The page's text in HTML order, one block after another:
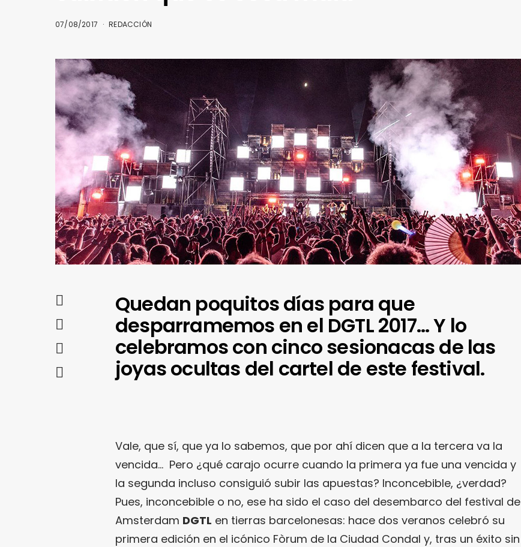
07/08/2017 REDACCIÓN
Quedan poquitos días para que
desparramemos en el DGTL 2017… Y lo
celebramos con cinco sesionacas de las
joyas ocultas del cartel de este festival.
Vale, que sí, que ya lo sabemos, que por ahí dicen que a la tercera va la
vencida… Pero ¿qué carajo ocurre cuando la primera ya fue una vencida y
la segunda incluso consiguió subir las apuestas? Inconcebible, ¿verdad?
Pues, inconcebible o no, ese ha sido el caso del desembarco del festival de
Amsterdam DGTL en tierras barcelonesas: hace dos veranos celebró su
primera edición en el icónico Fòrum de la Ciudad Condal y, tras un éxito sin